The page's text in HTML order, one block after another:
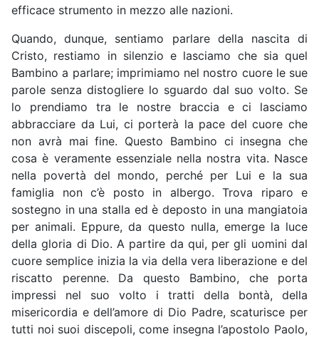
efficace strumento in mezzo alle nazioni.
Quando, dunque, sentiamo parlare della nascita di
Cristo, restiamo in silenzio e lasciamo che sia quel
Bambino a parlare; imprimiamo nel nostro cuore le sue
parole senza distogliere lo sguardo dal suo volto. Se
lo prendiamo tra le nostre braccia e ci lasciamo
abbracciare da Lui, ci porterà la pace del cuore che
non avrà mai fine. Questo Bambino ci insegna che
cosa è veramente essenziale nella nostra vita. Nasce
nella povertà del mondo, perché per Lui e la sua
famiglia non c’è posto in albergo. Trova riparo e
sostegno in una stalla ed è deposto in una mangiatoia
per animali. Eppure, da questo nulla, emerge la luce
della gloria di Dio. A partire da qui, per gli uomini dal
cuore semplice inizia la via della vera liberazione e del
riscatto perenne. Da questo Bambino, che porta
impressi nel suo volto i tratti della bontà, della
misericordia e dell’amore di Dio Padre, scaturisce per
tutti noi suoi discepoli, come insegna l’apostolo Paolo,